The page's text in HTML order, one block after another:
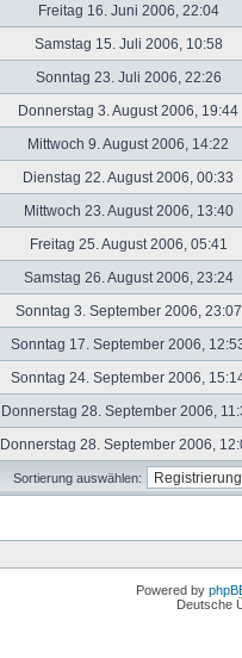
Freitag 16. Juni 2006, 22:04
Samstag 15. Juli 2006, 10:58
Sonntag 23. Juli 2006, 22:26
Donnerstag 3. August 2006, 19:44
Mittwoch 9. August 2006, 14:22
Dienstag 22. August 2006, 00:33
Mittwoch 23. August 2006, 13:40
Freitag 25. August 2006, 05:41
Samstag 26. August 2006, 23:24
Sonntag 3. September 2006,
Sonntag 17. September 2006,
Sonntag 24. September 2006,
Donnerstag 28. September 2006,
Donnerstag 28. September 2006,
Sortierung auswählen:
Powered by
Deutsche